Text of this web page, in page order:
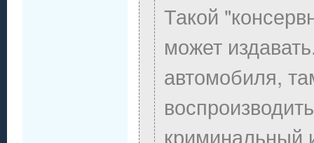
Такой
может
автомобиля,
криминальный